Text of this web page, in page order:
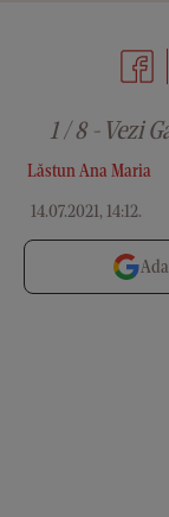
Lăstun Ana Maria
14.07.2021, 14:12.
1 / 8 - Vezi